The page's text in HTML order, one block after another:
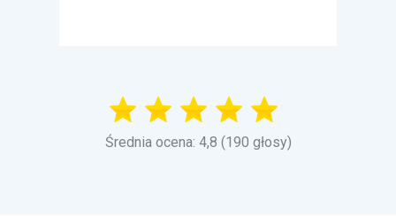
Średnia ocena: 4,8 (190 głosy)